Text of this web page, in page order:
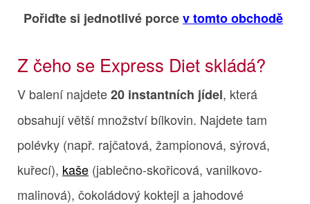
Pořiďte si jednotlivé porcev tomto obchodě
Z čeho se Express Diet skládá?
V balení najdete20 instantních jídel, která
obsahují větší množství bílkovin. Najdete tam
polévky (např. rajčatová, žampionová, sýrová,
kuřecí), kaše (jablečno-skořicová, vanilkovo-
malinová), čokoládový koktejl a jahodové